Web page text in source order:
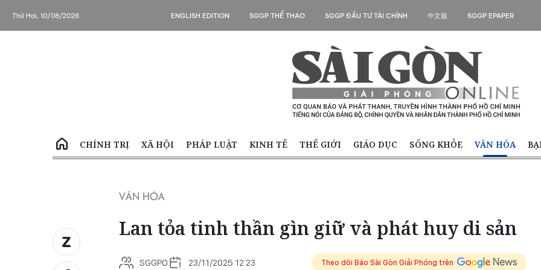
Thứ Hai, 10/08/2026 ENGLISH EDITION SGGP THỂ THAO SGGP ĐẦU TƯ TÀI CHÍNH 中文版 SGGP EPAPER
CHÍNH TRỊ XÃ HỘI PHÁP LUẬT KINH TẾ THẾ GIỚI GIÁO DỤC SỐNG KHỎE VĂN HÓA
VĂN HÓA
Lan tỏa tinh thần gìn giữ và phát huy di sản
SGGPO 23/11/2025 12:23 Theo dõi Báo Sài Gòn Giải Phóng trên